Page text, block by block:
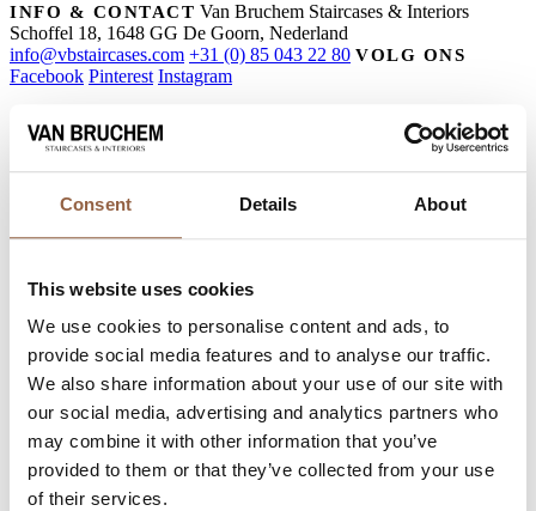
Consent Details About
This website uses cookies
We use cookies to personalise content and ads, to
provide social media features and to analyse our traffic.
We also share information about your use of our site with
our social media, advertising and analytics partners who
may combine it with other information that you’ve
provided to them or that they’ve collected from your use
of their services.
INFO & CONTACT Van Bruchem Staircases & Interiors
Schoffel 18, 1648 GG De Goorn, Nederland
info@vbstaircases.com +31 (0) 85 043 22 80 VOLG ONS
Facebook Pinterest Instagram
Contact
Wij ontwerpen en realiseren design trappen sinds 1888. Met de
nieuwste technieken, zeer uitgebreide vakkennis en 138 jaar
ervaring zorgen onze ontwerpers, ambachtslieden en monteurs
INFO & CONTACT
Van Bruchem Staircases & Interiors
Showroom: Schoffel 18, 1648 GG De Goorn
Post: Postbus 339, 1380 AH Weesp
info@vbstaircases.com
+31 (0) 85 043 2280
FOLLOW US